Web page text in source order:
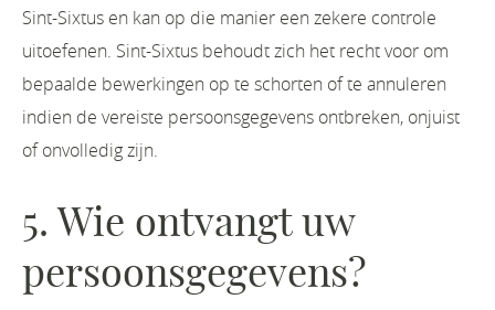
Sint-Sixtus en kan op die manier een zekere controle
uitoefenen. Sint-Sixtus behoudt zich het recht voor om
bepaalde bewerkingen op te schorten of te annuleren
indien de vereiste persoonsgegevens ontbreken, onjuist
of onvolledig zijn.
5. Wie ontvangt uw
persoonsgegevens?